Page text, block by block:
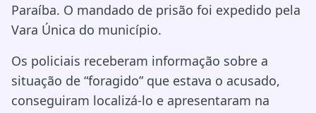
Paraíba. O mandado de prisão foi expedido pela
Vara Única do município.
Os policiais receberam informação sobre a
situação de “foragido” que estava o acusado,
conseguiram localizá-lo e apresentaram na